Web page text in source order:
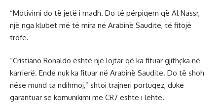
“Motivimi do të jetë i madh. Do të përpiqem që Al Nassr,
një nga klubet më të mira në Arabinë Saudite, të fitojë
trofe.
“Cristiano Ronaldo është një lojtar që ka fituar gjithçka në
karrierë. Ende nuk ka fituar në Arabinë Saudite. Do të shoh
nëse mund ta ndihmoj,” shtoi trajneri portugez, duke
garantuar se komunikimi me CR7 është i lehtë.